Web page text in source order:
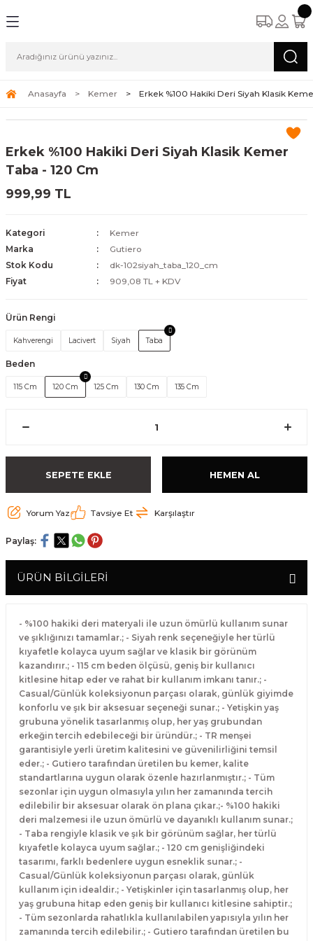
Anasayfa Kemer Erkek %100 Hakiki Deri Siyah Klasik
Erkek %100 Hakiki Deri Siyah Klasik Kemer
Taba - 120 Cm
999,99 TL
Kategori
Kemer
Marka
Gutiero
Stok Kodu
dk-102siyah_taba_120_cm
Fiyat
909,08 TL + KDV
Ürün Rengi
Kahverengi Lacivert Siyah Taba
Beden
115 Cm 120 Cm 125 Cm 130 Cm 135 Cm
SEPETE EKLE HEMEN AL
Yorum Yaz Tavsiye Et Karşılaştır
Paylaş:
ÜRÜN BİLGİLERİ
- %100 hakiki deri materyali ile uzun ömürlü kullanım sunar
ve şıklığınızı tamamlar.; - Siyah renk seçeneğiyle her türlü
kıyafetle kolayca uyum sağlar ve klasik bir görünüm
kazandırır.; - 115 cm beden ölçüsü, geniş bir kullanıcı
kitlesine hitap eder ve rahat bir kullanım imkanı tanır.; -
Casual/Günlük koleksiyonun parçası olarak, günlük giyimde
konforlu ve şık bir aksesuar seçeneği sunar.; - Yetişkin yaş
grubuna yönelik tasarlanmış olup, her yaş grubundan
erkeğin tercih edebileceği bir üründür.; - TR menşei
garantisiyle yerli üretim kalitesini ve güvenilirliğini temsil
eder.; - Gutiero tarafından üretilen bu kemer, kalite
standartlarına uygun olarak özenle hazırlanmıştır.; - Tüm
sezonlar için uygun olmasıyla yılın her zamanında tercih
edilebilir bir aksesuar olarak ön plana çıkar.;- %100 hakiki
deri malzemesi ile uzun ömürlü ve dayanıklı kullanım sunar.;
- Taba rengiyle klasik ve şık bir görünüm sağlar, her türlü
kıyafetle kolayca uyum sağlar.; - 120 cm genişliğindeki
tasarımı, farklı bedenlere uygun esneklik sunar.; -
Casual/Günlük koleksiyonun parçası olarak, günlük
kullanım için idealdir.; - Yetişkinler için tasarlanmış olup, her
yaş grubuna hitap eden geniş bir kullanıcı kitlesine sahiptir.;
- Tüm sezonlarda rahatlıkla kullanılabilen yapısıyla yılın her
zamanında tercih edilebilir.; - Gutiero tarafından üretilen bu